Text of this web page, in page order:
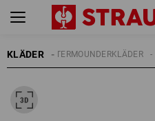
KLÄDER TERMOUNDERKLÄDER